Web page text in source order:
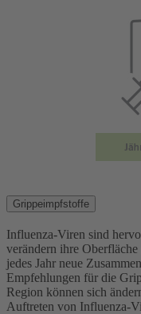
Grippeimpfstoffe
Influenza-Viren sind
verändern ihre
jedes Jahr neue
Empfehlungen für die
Region können sich
Auftreten von Influenza-